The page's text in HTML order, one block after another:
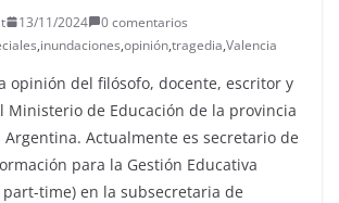
13/11/2024
0 comentarios
,inundaciones,opinión,tragedia,Valencia
opinión del filósofo, docente, escritor y
Ministerio de Educación de la provincia
Argentina. Actualmente es secretario de
para la Gestión Educativa
time) en la subsecretaria de